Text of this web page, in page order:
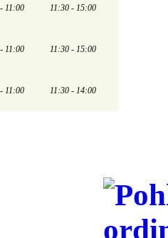
11:00 11:30 - 15:00
11:00 11:30 - 15:00
11:00 11:30 - 14:00